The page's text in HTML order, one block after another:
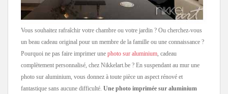
Vous souhaitez rafraîchir votre chambre ou votre jardin ? Ou cherchez-vous
un beau cadeau original pour un membre de la famille ou une connaissance ?
Pourquoi ne pas faire imprimer une photo sur aluminium, cadeau
complètement personnalisé, chez Nikkelart.be ? En suspendant au mur une
photo sur aluminium, vous donnez à toute pièce un aspect rénové et
fantastique sans aucune difficulté. Une photo imprimée sur aluminium